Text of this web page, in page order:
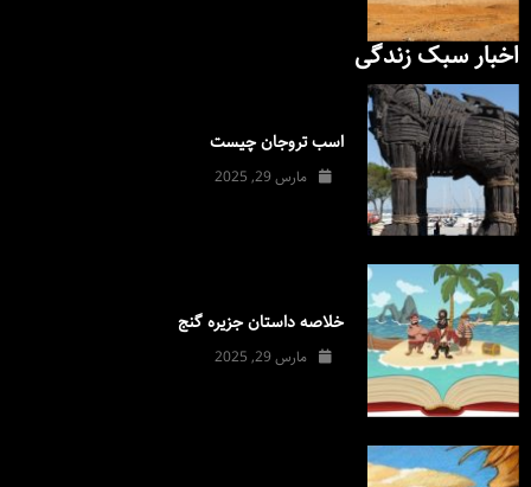
اخبار سبک زندگی
اسب تروجان چیست
مارس 29, 2025
خلاصه داستان جزیره گنج
مارس 29, 2025